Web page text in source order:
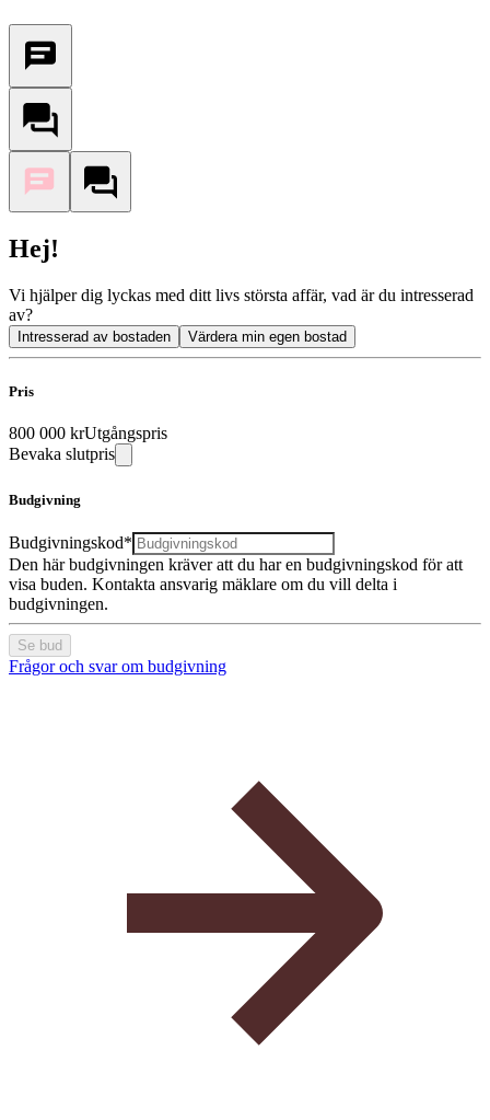
Hej!
Vi hjälper dig lyckas med ditt livs största affär, vad är du intresserad
av?
Intresserad av bostaden Värdera min egen bostad
Pris
800 000 krUtgångspris
Bevaka slutpris
Budgivning
Budgivningskod*
Den här budgivningen kräver att du har en budgivningskod för att
visa buden. Kontakta ansvarig mäklare om du vill delta i
budgivningen.
Se bud
Frågor och svar om budgivning